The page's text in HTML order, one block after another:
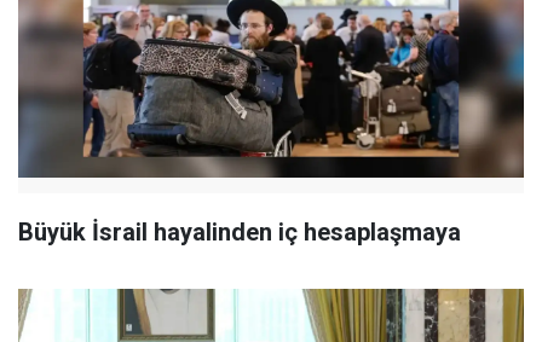
Büyük İsrail hayalinden iç hesaplaşmaya